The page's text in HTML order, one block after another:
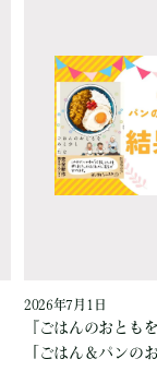
2026年7月1日
『ごはんのおとも
「ごはん＆パンの